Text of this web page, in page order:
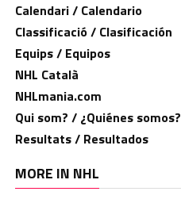
Calendari / Calendario
Classificació / Clasificación
Equips / Equipos
NHL Català
NHLmania.com
Qui som? / ¿Quiénes somos?
Resultats / Resultados
MORE IN NHL